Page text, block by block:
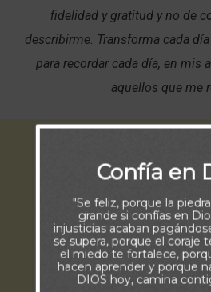
fidelidad y gratitud y no de
describirme. Transforma cada
para recordar cada día, en mis
aquellos que me
Confía en
"Se feliz, porque la
grande si confías en
injusticias acaban
se supera, porque el coraje
el miedo te fortalece,
hacen aprender y porque
DIOS hoy, camina